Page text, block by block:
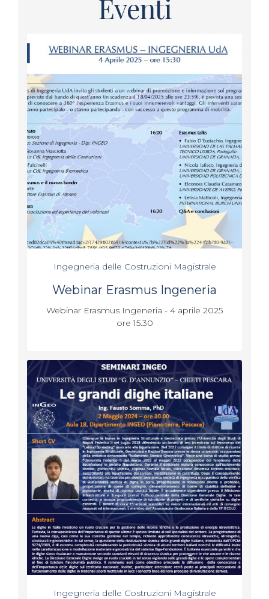
Eventi
Ingegneria delle Costruzioni Magistrale
Webinar Erasmus Ingeneria
Webinar Erasmus Ingeneria - 4 aprile 2025
ore 15.30
Ingegneria delle Costruzioni Magistrale